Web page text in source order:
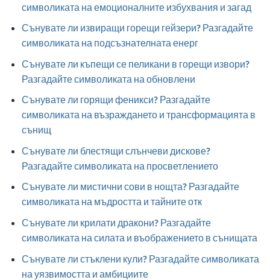
символиката на емоционалните избухвания и загад
Сънувате ли извиращи горещи гейзери? Разгадайте
символиката на подсъзнателната енерг
Сънувате ли къпещи се пеликани в горещи извори?
Разгадайте символиката на обновлени
Сънувате ли горящи феникси? Разгадайте
символиката на възраждането и трансформацията в
сънищ
Сънувате ли блестящи слънчеви дискове?
Разгадайте символиката на просветлението
Сънувате ли мистични сови в нощта? Разгадайте
символиката на мъдростта и тайните отк
Сънувате ли крилати дракони? Разгадайте
символиката на силата и въображението в сънищата
Сънувате ли стъклени кули? Разгадайте символиката
на уязвимостта и амбициите